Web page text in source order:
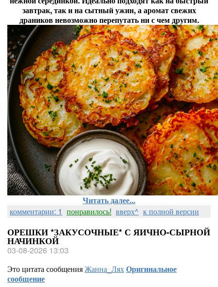
завтрак, так и на сытный ужин, а аромат свежих
драников невозможно перепутать ни с чем другим.
Читать далее...
комментарии: 1 понравилось! вверх^ к полной версии
ОРЕШКИ *ЗАКУСОЧНЫЕ* С ЯИЧНО-СЫРНОЙ
НАЧИНКОЙ
03-08-2026 13:03
Это цитата сообщенияЖанна_ЛяхОригинальное
сообщение